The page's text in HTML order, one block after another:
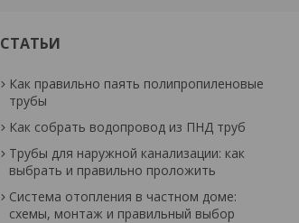
СТАТЬИ
Как правильно паять полипропиленовые
трубы
Как собрать водопровод из ПНД труб
Трубы для наружной канализации: как
выбрать и правильно проложить
Система отопления в частном доме:
схемы, монтаж и правильный выбор